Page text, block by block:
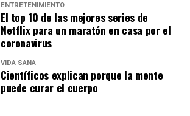
ENTRETENIMIENTO
El top 10 de las mejores series de
Netflix para un maratón en casa por el
coronavirus
VIDA SANA
Científicos explican porque la mente
puede curar el cuerpo